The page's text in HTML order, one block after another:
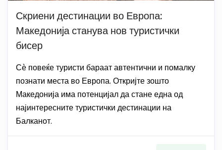
Скриени дестинации во Европа:
Македонија станува нов туристички
бисер
Сѐ повеќе туристи бараат автентични и помалку
познати места во Европа. Откријте зошто
Македонија има потенцијал да стане една од
најинтересните туристички дестинации на
Балканот.